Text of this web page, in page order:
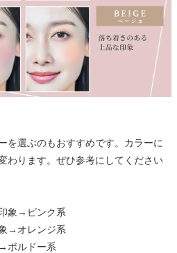
を選ぶのもおすすめです。カラーに
わります。ぜひ参考にしてください
象→ピンク系
→オレンジ系
ボルドー系